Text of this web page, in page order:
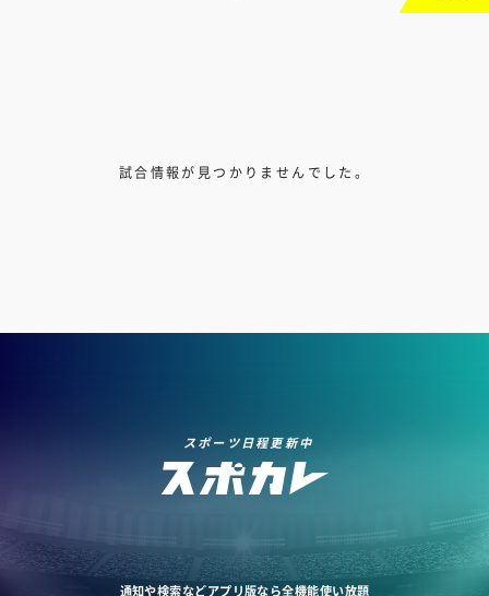
試合情報が見つかりませんでした。
スポーツ日程更新中
通知や検索などアプリ版なら全機能使い放題